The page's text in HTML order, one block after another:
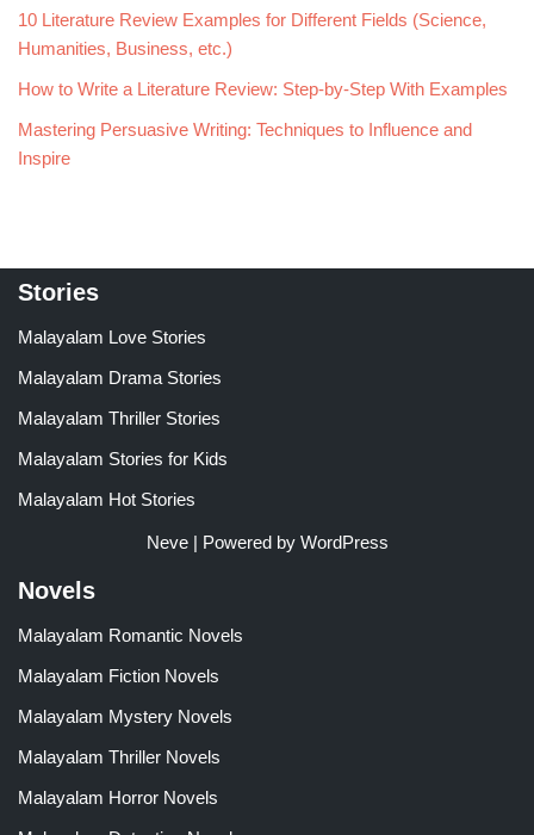
10 Literature Review Examples for Different Fields (Science,
Humanities, Business, etc.)
How to Write a Literature Review: Step-by-Step With Examples
Mastering Persuasive Writing: Techniques to Influence and
Inspire
Stories
Malayalam Love Stories
Malayalam Drama Stories
Malayalam Thriller Stories
Malayalam Stories for Kids
Malayalam Hot Stories
Neve| Powered by WordPress
Novels
Malayalam Romantic Novels
Malayalam Fiction Novels
Malayalam Mystery Novels
Malayalam Thriller Novels
Malayalam Horror Novels